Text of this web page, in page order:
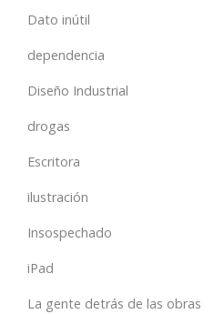
Dato inútil
dependencia
Diseño Industrial
drogas
Escritora
ilustración
Insospechado
iPad
La gente detrás de las obras